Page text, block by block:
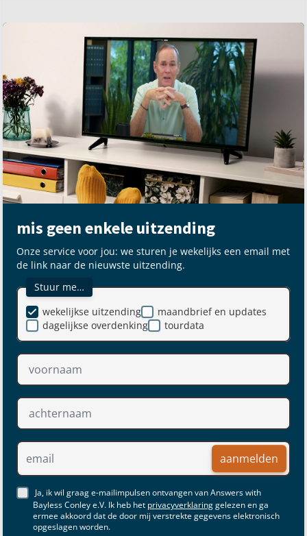
mis geen enkele uitzending
Onze service voor jou: we sturen je wekelijks een email met
de link naar de nieuwste uitzending.
Stuur me…
maandbrief en updates
dagelijkse overdenking
wekelijkse uitzending
tourdata
aanmelden
Ja, ik wil graag e-mailimpulsen ontvangen van Answers with
Bayless Conley e.V. Ik heb het privacyverklaringgelezen en ga
ermee akkoord dat de door mij verstrekte gegevens elektronisch
opgeslagen worden.